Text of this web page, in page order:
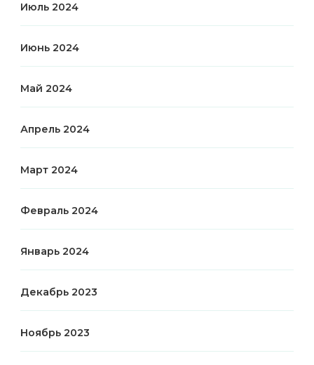
Июль 2024
Июнь 2024
Май 2024
Апрель 2024
Март 2024
Февраль 2024
Январь 2024
Декабрь 2023
Ноябрь 2023